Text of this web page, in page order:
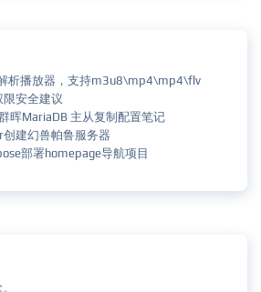
析播放器，支持m3u8\mp4\mp4\flv
限安全建议
晖MariaDB 主从复制配置笔记
建幻兽帕鲁服务器
部署homepage导航项目